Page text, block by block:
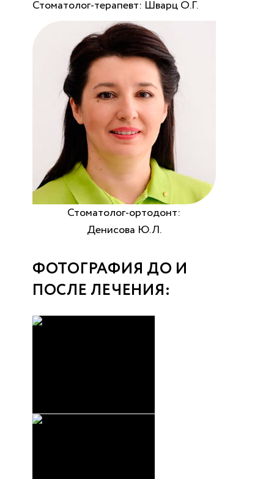
Стоматолог-терапевт: Шварц О.Г.
Стоматолог-ортодонт:
Денисова Ю.Л.
ФОТОГРАФИЯ ДО И
ПОСЛЕ ЛЕЧЕНИЯ: